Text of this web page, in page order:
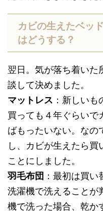
カビの生えたベッ
はどうする？
翌日。気が落ち着いた
談して決めました。
マットレス ：新しい
買っても４年ぐらいで
ばもったいない。なの
し、カビが生えたら買
ことにしました。
羽毛布団 ：最初は買い
洗濯機で洗えることが
機で洗った場合、乾か